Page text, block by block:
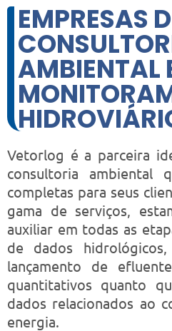
EMPRESAS
AMBIENTAL
Vetorlog é a parceira
consultoria ambiental
completas para seus
gama de serviços,
auxiliar em todas as
de dados
lançamento de
quantitativos quanto
dados relacionados ao
energia.